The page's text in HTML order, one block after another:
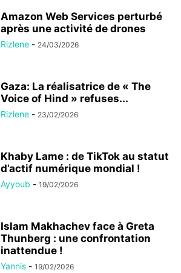
Amazon Web Services perturbé
après une activité de drones
Rizlene - 24/03/2026
Gaza: La réalisatrice de « The
Voice of Hind » refuses...
Rizlene - 23/02/2026
Khaby Lame : de TikTok au statut
d’actif numérique mondial !
Ayyoub - 19/02/2026
Islam Makhachev face à Greta
Thunberg : une confrontation
inattendue !
Yannis - 19/02/2026